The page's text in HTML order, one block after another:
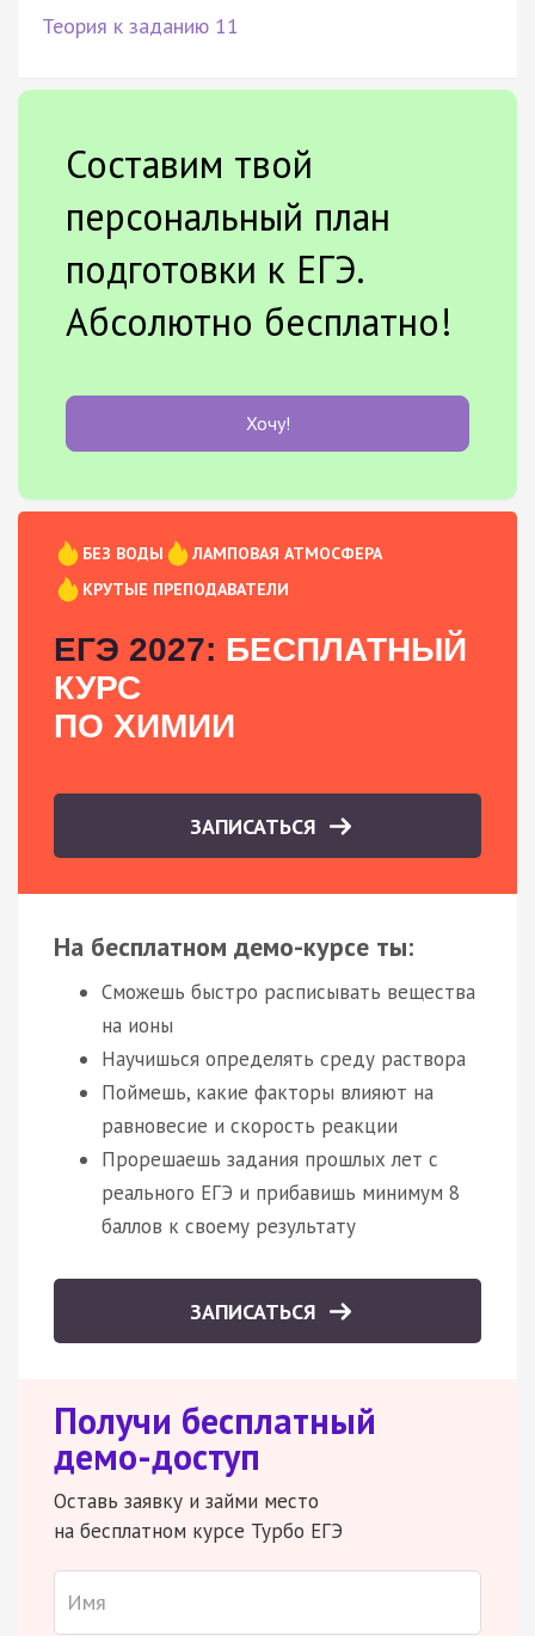
Теория к заданию 11
Составим твой
персональный план
подготовки к ЕГЭ.
Абсолютно бесплатно!
Хочу!
БЕЗ ВОДЫ
ЛАМПОВАЯ АТМОСФЕРА
КРУТЫЕ ПРЕПОДАВАТЕЛИ
ЕГЭ 2027: БЕСПЛАТНЫЙ
КУРС
ПО ХИМИИ
ЗАПИСАТЬСЯ
На бесплатном демо-курсе ты:
Сможешь быстро расписывать вещества
на ионы
Научишься определять среду раствора
Поймешь, какие факторы влияют на
равновесие и скорость реакции
Прорешаешь задания прошлых лет с
реального ЕГЭ и прибавишь минимум 8
баллов к своему результату
ЗАПИСАТЬСЯ
Получи бесплатный
демо-доступ
Оставь заявку и займи место
на бесплатном курсе Турбо ЕГЭ